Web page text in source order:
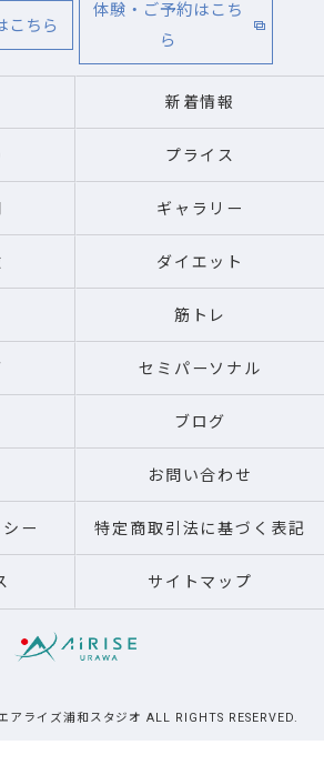
こちら
体験・ご予約はこち
ら
新着情報
プライス
ギャラリー
ダイエット
筋トレ
セミパーソナル
ブログ
お問い合わせ
ー 特定商取引法に基づく表記
サイトマップ
ライズ浦和スタジオ ALL RIGHTS RESERVED.